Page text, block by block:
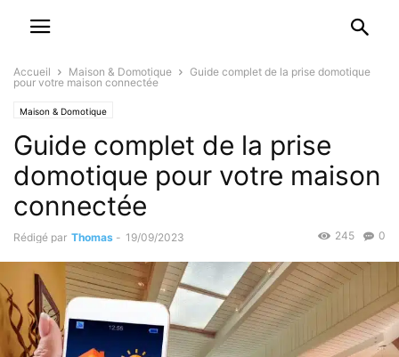
Accueil Maison & Domotique
Guide complet de la prise domotique
pour votre maison connectée
Maison & Domotique
Guide complet de la prise
domotique pour votre maison
connectée
Rédigé par Thomas - 19/09/2023 0
245